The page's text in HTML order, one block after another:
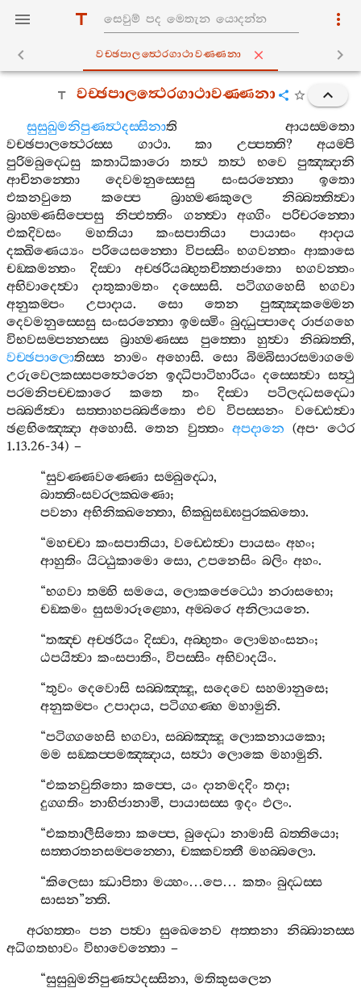
වච‍්ඡපාලත්‍ථෙරගාථාවණ‍්ණනා
වච‍්ඡපාලත්‍ථෙරගාථාවණ‍්ණනා
සුසුඛුමනිපුණත්‍ථදස‍්සිනාති
ආයස‍්මතො
වච‍්ඡපාලත්‍ථෙරස‍්ස
ගාථා. කා උප‍්පත‍්ති? අයම‍්පි
පුරිමබුද‍්ධෙසු
කතාධිකාරො තත්‍ථ තත්‍ථ භවෙ
පුඤ‍්ඤානි
ආචිනන‍්තො
දෙවමනුස‍්සෙසු සංසරන‍්තො
ඉතො
එකනවුතෙ
කප‍්පෙ බ්‍රාහ‍්මණකුලෙ
නිබ‍්බත‍්තිත්‍වා
බ්‍රාහ‍්මණසිප‍්පෙසු
නිප‍්ඵත‍්තිං ගන‍්ත්‍වා අග‍්ගිං
පරිචරන‍්තො
එකදිවසං
මහතියා කංසපාතියා පායාසං
ආදාය
දක‍්ඛිණෙය්‍යං පරියෙසන‍්තො විපස‍්සිං භගවන‍්තං ආකාසෙ
චඞ‍්කමන‍්තං
දිස‍්වා අච‍්ඡරියබ‍්භුතචිත‍්තජාතො
භගවන‍්තං
අභිවාදෙත්‍වා
දාතුකාමතං දස‍්සෙසි. පටිග‍්ගහෙසි
භගවා
අනුකම‍්පං
උපාදාය. සො තෙන
පුඤ‍්ඤකම‍්මෙන
දෙවමනුස‍්සෙසු සංසරන‍්තො ඉමස‍්මිං බුද‍්ධුප‍්පාදෙ රාජගහෙ
විභවසම‍්පන‍්නස‍්ස
බ්‍රාහ‍්මණස‍්ස පුත‍්තො හුත්‍වා නිබ‍්බත‍්ති,
වච‍්ඡපාලොතිස‍්ස නාමං අහොසි. සො බිම‍්බිසාරසමාගමෙ
උරුවෙලකස‍්සපත්‍ථෙරෙන ඉද‍්ධිපාටිහාරියං දස‍්සෙත්‍වා සත්‍ථු
පරමනිපච‍්චකාරෙ
කතෙ තං දිස‍්වා
පටිලද‍්ධසද‍්ධො
පබ‍්බජිත්‍වා
සත‍්තාහපබ‍්බජිතො එව විපස‍්සනං
වඩ‍්ඪෙත්‍වා
ඡළභිඤ‍්ඤො අහොසි.තෙන වුත‍්තං අපදානෙ (අප·ථෙර
1.13.26-34) –
“සුවණ‍්ණවණ‍්ණො සම‍්බුද‍්ධො,
බාත‍්තිංසවරලක‍්ඛණො;
පවනා අභිනික‍්ඛන‍්තො,භික‍්ඛුසඞ‍්ඝපුරක‍්ඛතො.
“මහච‍්චා කංසපාතියා,වඩ‍්ඪෙත්‍වා පායසං අහං;
ආහුතිං යිට‍්ඨුකාමො සො,උපනෙසිං බලිං අහං.
“භගවා තම‍්හි සමයෙ,ලොකජෙට‍්ඨො නරාසභො;
චඞ‍්කමං සුසමාරූළ‍්හො,අම‍්බරෙ අනිලායනෙ.
“තඤ‍්ච අච‍්ඡරියං දිස‍්වා,අබ‍්භුතං ලොමහංසනං;
ඨපයිත්‍වා කංසපාතිං,විපස‍්සිං අභිවාදයිං.
“තුවං දෙවොසි සබ‍්බඤ‍්ඤූ,සදෙවෙ සහමානුසෙ;
අනුකම‍්පං උපාදාය,පටිග‍්ගණ‍්හ මහාමුනි.
“පටිග‍්ගහෙසි භගවා,සබ‍්බඤ‍්ඤූ ලොකනායකො;
මම සඞ‍්කප‍්පමඤ‍්ඤාය,සත්‍ථා ලොකෙ මහාමුනි.
“එකනවුතිතො කප‍්පෙ,යං දානමදදිං තදා;
දුග‍්ගතිං නාභිජානාමි,පායාසස‍්ස ඉදං ඵලං.
“එකතාලීසිතො කප‍්පෙ,බුද‍්ධො නාමාසි ඛත‍්තියො;
සත‍්තරතනසම‍්පන‍්නො,චක‍්කවත‍්තී මහබ‍්බලො.
“කිලෙසා ඣාපිතා මය‍්හං…පෙ…කතං බුද‍්ධස‍්ස
සාසන”න‍්ති.
අරහත‍්තං පන පත්‍වා සුඛෙනෙව අත‍්තනා නිබ‍්බානස‍්ස
අධිගතභාවං විභාවෙන‍්තො –
“සුසුඛුමනිපුණත්‍ථදස‍්සිනා,මතිකුසලෙන